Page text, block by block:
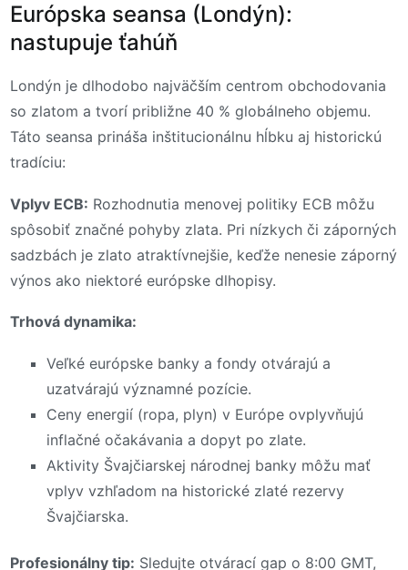
Európska seansa (Londýn):
nastupuje ťahúň
Londýn je dlhodobo najväčším centrom obchodovania
so zlatom a tvorí približne 40 % globálneho objemu.
Táto seansa prináša inštitucionálnu hĺbku aj historickú
tradíciu:
Vplyv ECB: Rozhodnutia menovej politiky ECB môžu
spôsobiť značné pohyby zlata. Pri nízkych či záporných
sadzbách je zlato atraktívnejšie, keďže nenesie záporný
výnos ako niektoré európske dlhopisy.
Trhová dynamika:
Veľké európske banky a fondy otvárajú a
uzatvárajú významné pozície.
Ceny energií (ropa, plyn) v Európe ovplyvňujú
inflačné očakávania a dopyt po zlate.
Aktivity Švajčiarskej národnej banky môžu mať
vplyv vzhľadom na historické zlaté rezervy
Švajčiarska.
Profesionálny tip: Sledujte otvárací gap o 8:00 GMT,